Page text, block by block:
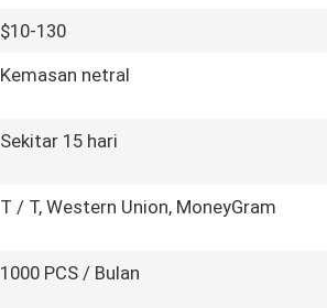
$10-130
Kemasan netral
Sekitar 15 hari
T / T, Western Union, MoneyGram
1000 PCS / Bulan